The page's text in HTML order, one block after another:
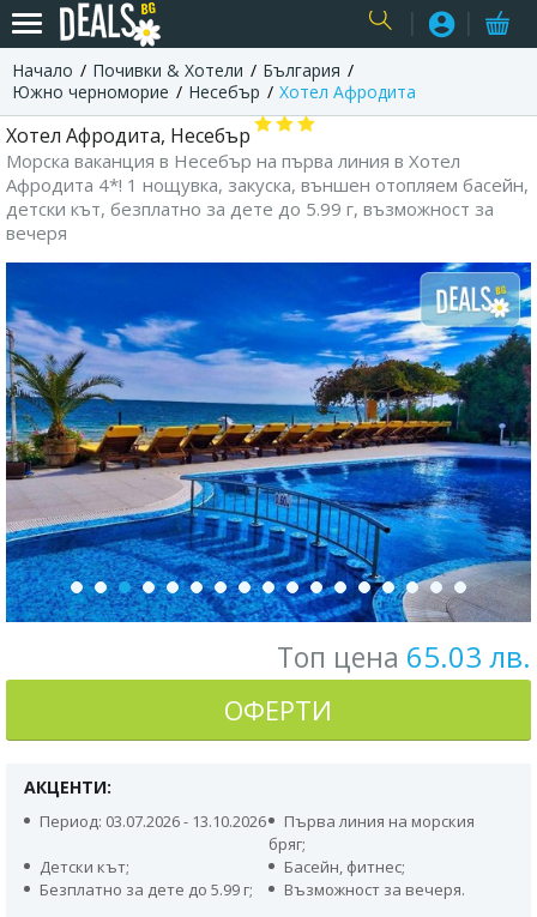
Начало Почивки & Хотели
България
Южно черноморие
Несебър Хотел Афродита
Хотел Афродита, Несебър
Морска ваканция в Несебър на първа линия в Хотел
Афродита 4*! 1 нощувка, закуска, външен отопляем басейн,
детски кът, безплатно за дете до 5.99 г, възможност за
вечеря
Топ цена 65.03 лв.
ОФЕРТИ
АКЦЕНТИ:
Период: 03.07.2026 - 13.10.2026
Първа линия на морския
бряг;
Детски кът;
Басейн, фитнес;
Безплатно за дете до 5.99 г;
Възможност за вечеря.